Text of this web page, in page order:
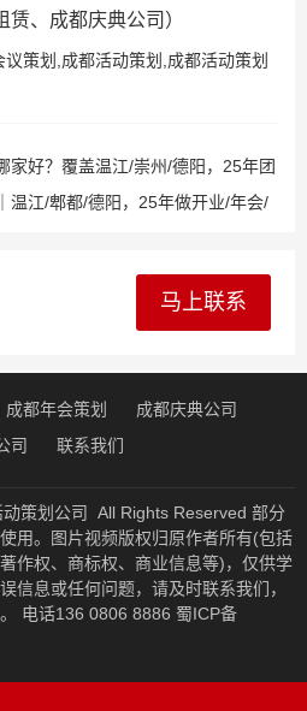
、成都庆典公司）
议策划 成都活动策划 成都活动策划
家好？覆盖温江/崇州/德阳，25年团
动​
温江/郫都/德阳，25年做开业/年会/
马上联系
成都年会策划
成都庆典公司
司
联系我们
策划公司 All Rights Reserved 部分
用。图片视频版权归原作者所有(包括
作权、商标权、商业信息等)，仅供学
信息或任何问题，请及时联系我们，
电话136 0806 8886 蜀ICP备